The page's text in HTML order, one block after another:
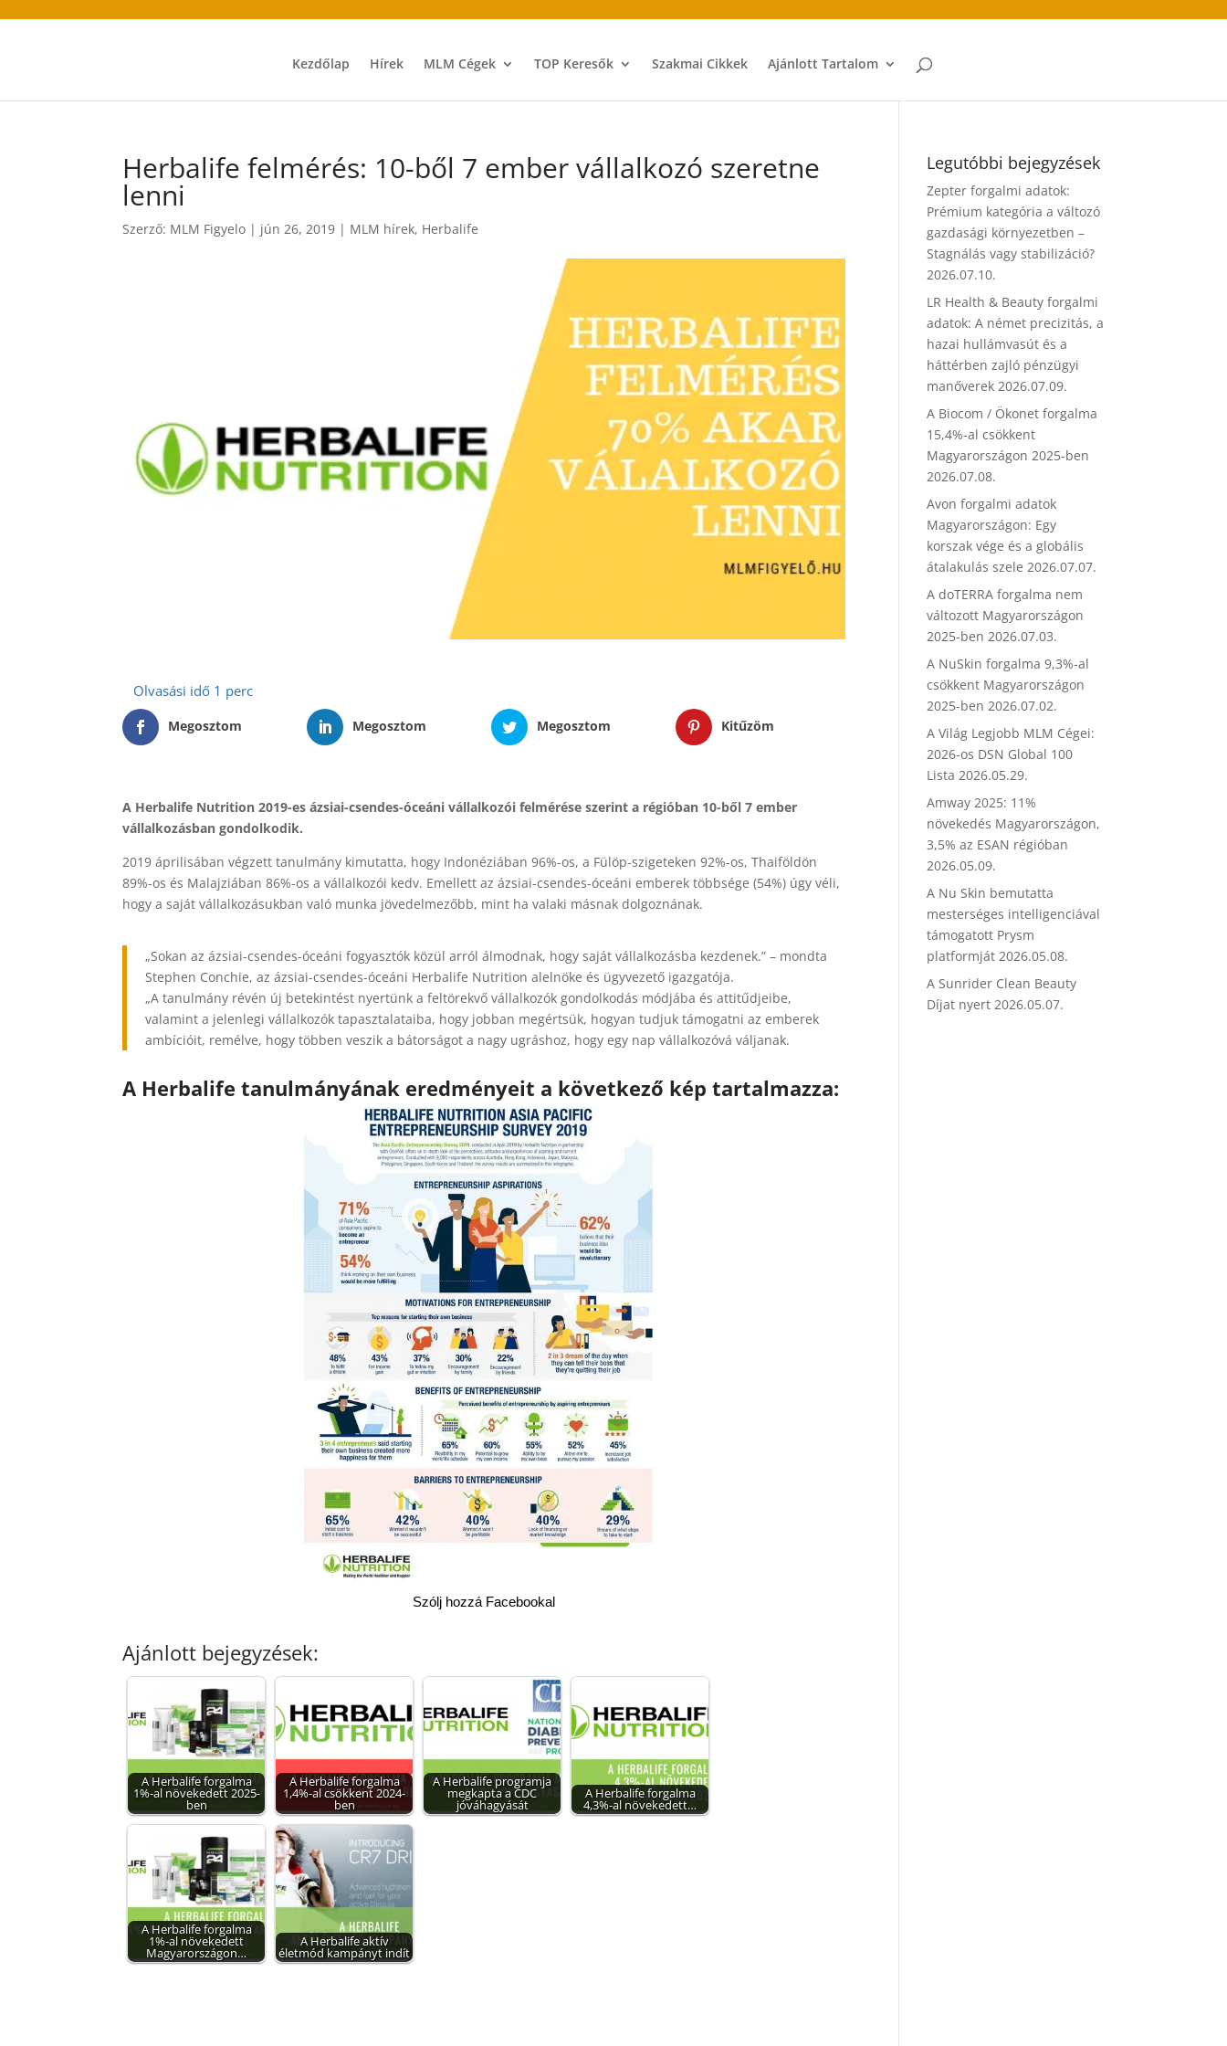
Kezdőlap Hírek MLM Cégek TOP Keresők Szakmai Cikkek Ajánlott Tartalom
Herbalife felmérés: 10-ből 7 ember vállalkozó szeretne
lenni
Szerző: MLM Figyelo | jún 26, 2019 | MLM hírek, Herbalife
Megosztom Megosztom Megosztom Kitűzöm
A Herbalife Nutrition 2019-es ázsiai-csendes-óceáni vállalkozói felmérése szerint a régióban 10-ből 7 ember
vállalkozásban gondolkodik.
2019 áprilisában végzett tanulmány kimutatta, hogy Indonéziában 96%-os, a Fülöp-szigeteken 92%-os, Thaiföldön
89%-os és Malajziában 86%-os a vállalkozói kedv. Emellett az ázsiai-csendes-óceáni emberek többsége (54%) úgy véli,
hogy a saját vállalkozásukban való munka jövedelmezőbb, mint ha valaki másnak dolgoznának.
„Sokan az ázsiai-csendes-óceáni fogyasztók közül arról álmodnak, hogy saját vállalkozásba kezdenek.” – mondta
Stephen Conchie, az ázsiai-csendes-óceáni Herbalife Nutrition alelnöke és ügyvezető igazgatója.
„A tanulmány révén új betekintést nyertünk a feltörekvő vállalkozók gondolkodás módjába és attitűdjeibe,
valamint a jelenlegi vállalkozók tapasztalataiba, hogy jobban megértsük, hogyan tudjuk támogatni az emberek
ambícióit, remélve, hogy többen veszik a bátorságot a nagy ugráshoz, hogy egy nap vállalkozóvá váljanak.
A Herbalife tanulmányának eredményeit a következő kép tartalmazza:
Szólj hozzá Facebookal
Ajánlott bejegyzések:
A Herbalife forgalma
1%-al növekedett 2025-
ben
A Herbalife forgalma
1,4%-al csökkent 2024-
ben
A Herbalife programja
megkapta a CDC
jóváhagyását
A Herbalife forgalma
4,3%-al növekedett…
A Herbalife forgalma
1%-al növekedett
Magyarországon…
A Herbalife aktív
életmód kampányt indít
Legutóbbi bejegyzések
Zepter forgalmi adatok:
Prémium kategória a változó
gazdasági környezetben –
Stagnálás vagy stabilizáció?
2026.07.10.
LR Health & Beauty forgalmi
adatok: A német precizitás, a
hazai hullámvasút és a
háttérben zajló pénzügyi
manőverek 2026.07.09.
A Biocom / Ökonet forgalma
15,4%-al csökkent
Magyarországon 2025-ben
2026.07.08.
Avon forgalmi adatok
Magyarországon: Egy
korszak vége és a globális
átalakulás szele 2026.07.07.
A doTERRA forgalma nem
változott Magyarországon
2025-ben 2026.07.03.
A NuSkin forgalma 9,3%-al
csökkent Magyarországon
2025-ben 2026.07.02.
A Világ Legjobb MLM Cégei:
2026-os DSN Global 100
Lista 2026.05.29.
Amway 2025: 11%
növekedés Magyarországon,
3,5% az ESAN régióban
2026.05.09.
A Nu Skin bemutatta
mesterséges intelligenciával
támogatott Prysm
platformját 2026.05.08.
A Sunrider Clean Beauty
Díjat nyert 2026.05.07.